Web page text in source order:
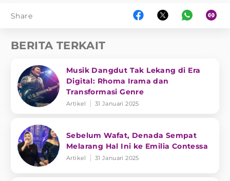
Share
BERITA TERKAIT
Musik Dangdut Tak Lekang di Era
Digital: Rhoma Irama dan
Transformasi Genre
Artikel 31 Januari 2025
Sebelum Wafat, Denada Sempat
Melarang Hal Ini ke Emilia Contessa
Artikel 31 Januari 2025